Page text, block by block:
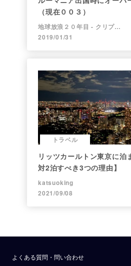
（現在００３）
地球放浪２０年目 - クリプトラベラー
2019/01/31
トラベル
リッツカールトン東京に泊
対2泊すべき3つの理由】
katsuoking
2021/09/08
よくある質問・問い合わせ